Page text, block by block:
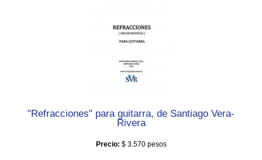
"Refracciones" para guitarra, de Santiago Vera-
Rivera
Precio: $ 3.570 pesos